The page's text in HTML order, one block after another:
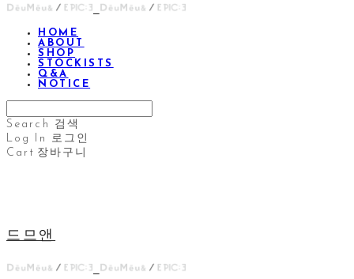
HOME
ABOUT
SHOP
STOCKISTS
Q&A
NOTICE
Search
검색
Log In
로그인
Cart 장바구니
드므앤